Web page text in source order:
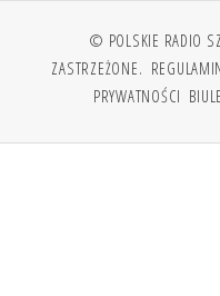
© POLSKIE RADIO
ZASTRZEŻONE.
PRYWATNOŚCI